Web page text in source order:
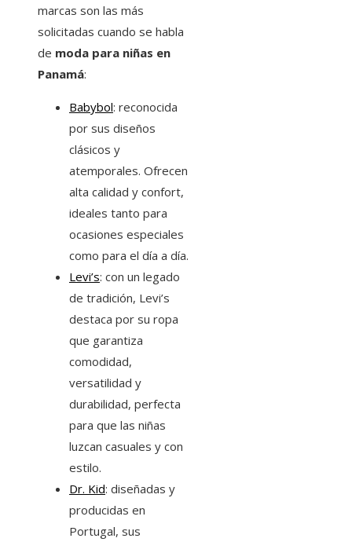
marcas son las más
solicitadas cuando se habla
de moda para niñas en
Panamá:
Babybol: reconocida
por sus diseños
clásicos y
atemporales. Ofrecen
alta calidad y confort,
ideales tanto para
ocasiones especiales
como para el día a día.
Levi’s: con un legado
de tradición, Levi’s
destaca por su ropa
que garantiza
comodidad,
versatilidad y
durabilidad, perfecta
para que las niñas
luzcan casuales y con
estilo.
Dr. Kid: diseñadas y
producidas en
Portugal, sus